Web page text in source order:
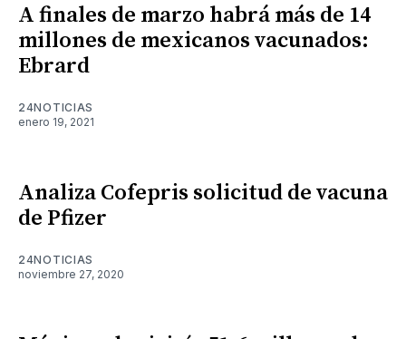
A finales de marzo habrá más de 14
millones de mexicanos vacunados:
Ebrard
24NOTICIAS
enero 19, 2021
Analiza Cofepris solicitud de vacuna
de Pfizer
24NOTICIAS
noviembre 27, 2020